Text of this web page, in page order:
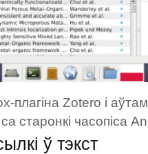
плагіна Zotero і
старонкі часопіса
ў тэкст